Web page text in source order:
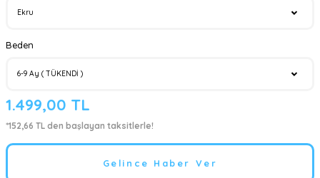
Beden
1.499,00 TL
*152,66 TL den başlayan taksitlerle!
Gelince Haber Ver